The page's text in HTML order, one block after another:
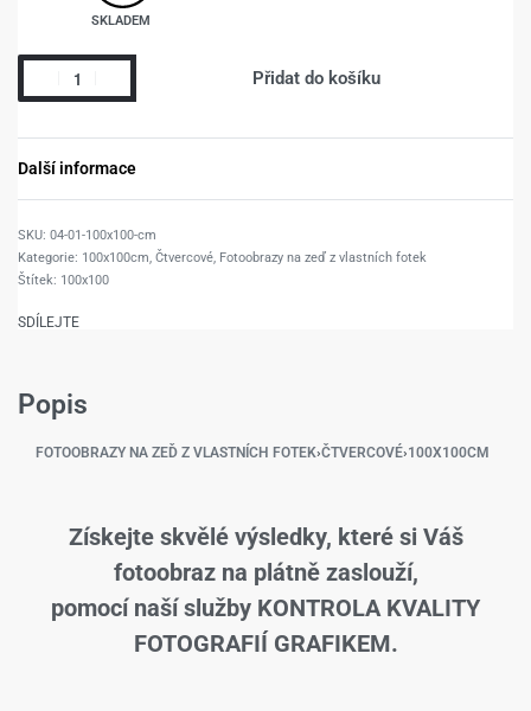
SKLADEM
Přidat do košíku
Další informace
04-01-100x100-cm
Kategorie: 100x100cm, Čtvercové, Fotoobrazy na zeď z vlastních fotek
Štítek: 100x100
SDÍLEJTE
Popis
FOTOOBRAZY NA ZEĎ Z VLASTNÍCH FOTEK›ČTVERCOVÉ›100X100CM
Získejte skvělé výsledky, které si Váš
fotoobraz na plátně zaslouží,
pomocí naší služby KONTROLA KVALITY
FOTOGRAFIÍ GRAFIKEM.